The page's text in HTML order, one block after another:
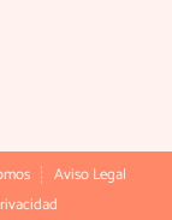
Aviso Legal